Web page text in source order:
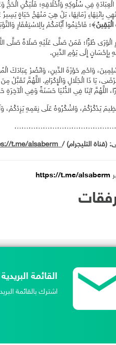
الْعِبَادَةِ فِي سُلُوكِهِ وَأَخْلَاقِهِ؛ فَلْيَكُنِ
بِانْتِهَاءِ زَمَانِهَا، بَلْ هِيَ مَنْهَجُ حَيَاةٍ
﴾؛ فَاخْتِمُوا أَيَّامَكُمْ بِالِاسْتِغْفَارِ
الْوَرَى طُرًّا؛ فَمَنْ صَلَّى عَلَيْهِ صَلَاةً صَلَّى
بِإِحْسَانٍ إِلَى يَوْمِ الدِّينِ.
وَاحْمِ حَوْزَةَ الدِّينِ، وَانْصُرْ عِبَادَكَ
يَا ذَا الْجَلَالِ وَالْإِكْرَامِ. اللَّهُمَّ تَقَبَّلْ
اللَّهُمَّ آتِنَا فِي الدُّنْيَا حَسَنَةً وَفِي الْآخِرَةِ
يَذْكُرْكُمْ، وَاشْكُرُوهُ عَلَى نِعَمِهِ يَزِدْكُمْ،
: (قناة التليجرام) /
t.me/alsaberm
https://t.me/alsaberm
القائمة البريدية
اشترك بالقائمة